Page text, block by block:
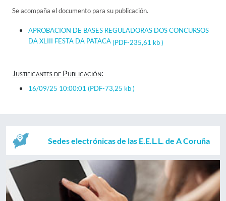
Se acompaña el documento para su publicación.
APROBACION DE BASES REGULADORAS DOS CONCURSOS
DA XLIII FESTA DA PATACA(PDF-235,61 kb )
Justificantes de Publicación:
16/09/25 10:00:01 (PDF-73,25 kb )
Sedes electrónicas de las E.E.L.L. de A Coruña